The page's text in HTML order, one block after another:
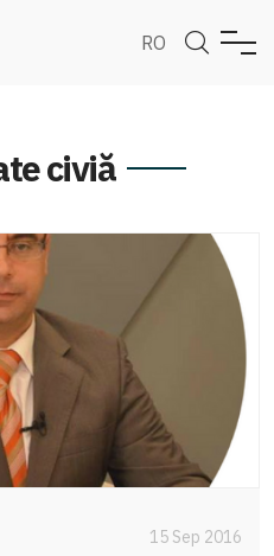
RO
civiă
15 Sep 2016